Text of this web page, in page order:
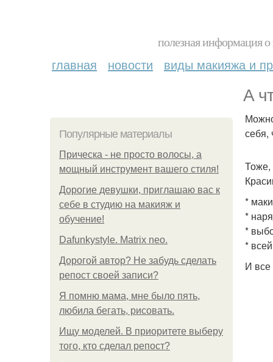
полезная информация
главная новости виды макияжа и
А
Популярные материалы
Прическа - не просто волосы, а
мощный инструмент вашего стиля!
Дорогие девушки, приглашаю вас к
себе в студию на макияж и
обучение!
Dafunkystyle. Matrix neo.
Дорогой автор? Не забудь сделать
репост своей записи?
Я помню мама, мне было пять,
любила бегать, рисовать.
Ищу моделей. В приоритете выберу
того, кто сделал репост?
себя,
Тоже,
*
*
*
*
И все